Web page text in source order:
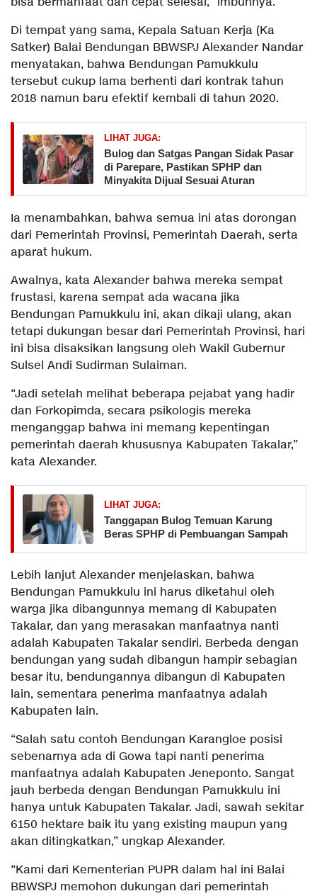
Di tempat yang sama, Kepala Satuan Kerja (Ka
Satker) Balai Bendungan BBWSPJ Alexander Nandar
menyatakan, bahwa Bendungan Pamukkulu
tersebut cukup lama berhenti dari kontrak tahun
2018 namun baru efektif kembali di tahun 2020.
LIHAT JUGA:
Bulog dan Satgas Pangan Sidak Pasar
di Parepare, Pastikan SPHP dan
Minyakita Dijual Sesuai Aturan
Ia menambahkan, bahwa semua ini atas dorongan
dari Pemerintah Provinsi, Pemerintah Daerah, serta
aparat hukum.
Awalnya, kata Alexander bahwa mereka sempat
frustasi, karena sempat ada wacana jika
Bendungan Pamukkulu ini, akan dikaji ulang, akan
tetapi dukungan besar dari Pemerintah Provinsi, hari
ini bisa disaksikan langsung oleh Wakil Gubernur
Sulsel Andi Sudirman Sulaiman.
“Jadi setelah melihat beberapa pejabat yang hadir
dan Forkopimda, secara psikologis mereka
menganggap bahwa ini memang kepentingan
pemerintah daerah khususnya Kabupaten Takalar,”
kata Alexander.
LIHAT JUGA:
Tanggapan Bulog Temuan Karung
Beras SPHP di Pembuangan Sampah
Lebih lanjut Alexander menjelaskan, bahwa
Bendungan Pamukkulu ini harus diketahui oleh
warga jika dibangunnya memang di Kabupaten
Takalar, dan yang merasakan manfaatnya nanti
adalah Kabupaten Takalar sendiri. Berbeda dengan
bendungan yang sudah dibangun hampir sebagian
besar itu, bendungannya dibangun di Kabupaten
lain, sementara penerima manfaatnya adalah
Kabupaten lain.
“Salah satu contoh Bendungan Karangloe posisi
sebenarnya ada di Gowa tapi nanti penerima
manfaatnya adalah Kabupaten Jeneponto. Sangat
jauh berbeda dengan Bendungan Pamukkulu ini
hanya untuk Kabupaten Takalar. Jadi, sawah sekitar
6150 hektare baik itu yang existing maupun yang
akan ditingkatkan,” ungkap Alexander.
“Kami dari Kementerian PUPR dalam hal ini Balai
BBWSPJ memohon dukungan dari pemerintah